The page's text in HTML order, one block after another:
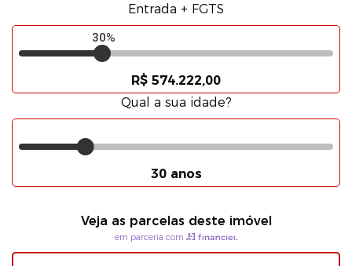
Entrada + FGTS
30%
R$ 574.222,00
Qual a sua idade?
30 anos
Veja as parcelas deste imóvel
em parceria com